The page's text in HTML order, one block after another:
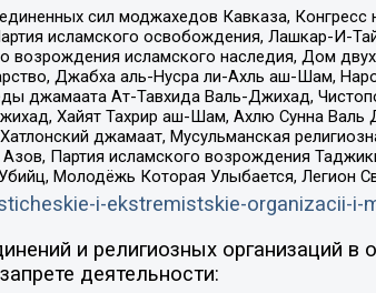
сил моджахедов Кавказа, Конгресс
исламского освобождения, Лашкар-И-
возрождения исламского наследия, Дом
Джабха аль-Нусра ли-Ахль аш-Шам,
джамаата Ат-Тавхида Валь-Джихад,
Хайят Тахрир аш-Шам, Ахлю Сунна Валь
джамаат, Мусульманская
Партия исламского возрождения
Молодёжь Которая Улыбается, Легион
i-ekstremistskie-organizacii-i-
и религиозных организаций
деятельности: